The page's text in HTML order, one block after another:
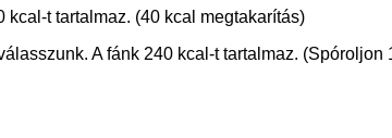
t tartalmaz. (40 kcal megtakarítás)
A fánk 240 kcal-t tartalmaz. (Spóroljon